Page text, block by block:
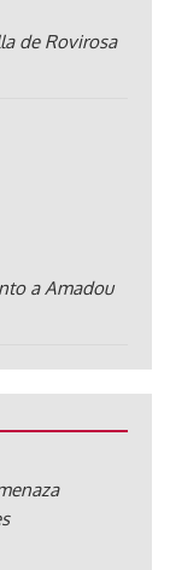
de Rovirosa
a Amadou